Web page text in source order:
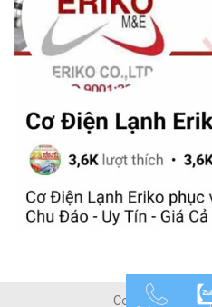
Copyright 2026